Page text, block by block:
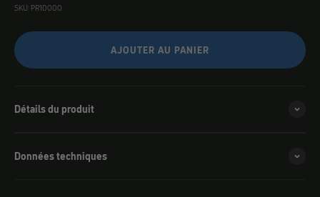
SKU: PR10000
AJOUTER AU PANIER
Détails du produit
Données techniques